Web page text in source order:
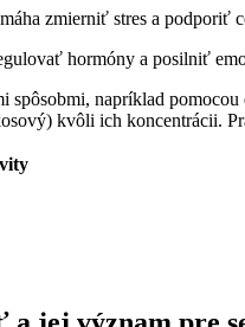
zmierniť stres a podporiť
hormóny a posilniť
spôsobmi, napríklad
kvôli ich koncentrácii.